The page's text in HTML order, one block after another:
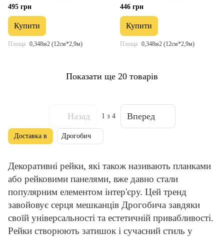
00002133
495 грн
Купити
Площа 0,348м2 (12см*2,9м)
00002134
446 грн
Купити
Площа 0,348м2 (12см*2,9м)
Показати ще 20 товарів
Назад 1 з 4 Вперед
Декоративні рейки, які також називають планками
або рейковими панелями, вже давно стали
популярним елементом інтер'єру. Цей тренд
завойовує серця мешканців Дрогобича завдяки
своїй універсальності та естетичній привабливості.
Рейки створюють затишок і сучасний стиль у
Доставка в Дрогобич